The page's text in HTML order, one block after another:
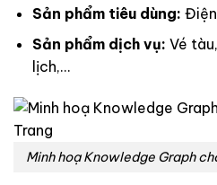
Sản phẩm tiêu dùng:
Sản phẩm dịch vụ: Vé
lịch,…
Minh hoạ Knowledge Graph